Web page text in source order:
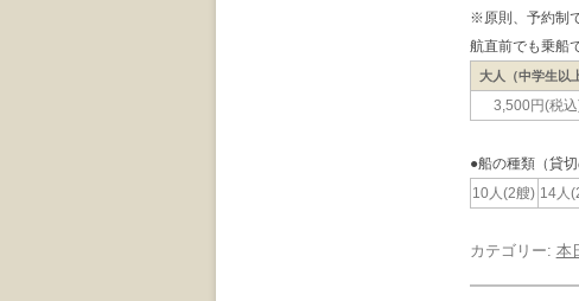
※原則、予約制
航直前でも乗船
大人（中学生以
3,500円(税
●船の種類（貸
10人(2艘) 14人
カテゴリー: 本